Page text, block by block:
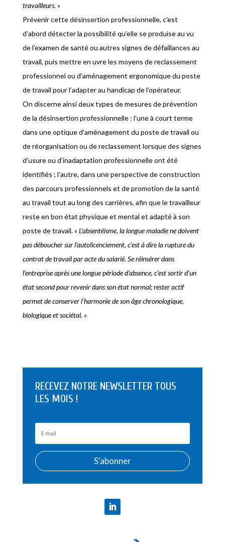
travailleurs. »
Prévenir cette désinsertion professionnelle, c’est
d’abord détecter la possibilité qu’elle se produise au vu
de l’examen de santé ou autres signes de défaillances au
travail, puis mettre en uvre les moyens de reclassement
professionnel ou d’aménagement ergonomique du poste
de travail pour l’adapter au handicap de l’opérateur.
On discerne ainsi deux types de mesures de prévention
de la désinsertion professionnelle : l’une à court terme
dans une optique d’aménagement du poste de travail ou
de réorganisation ou de reclassement lorsque des signes
d’usure ou d’inadaptation professionnelle ont été
identifiés ; l’autre, dans une perspective de construction
des parcours professionnels et de promotion de la santé
au travail tout au long des carrières, afin que le travailleur
reste en bon état physique et mental et adapté à son
poste de travail. « L’absentéisme, la longue maladie ne doivent
pas déboucher sur l’autolicenciement, c’est à dire la rupture du
contrat de travail par acte du salarié. Se réinsérer dans
l’entreprise après une longue période d’absence, c’est sortir d’un
état second pour revenir dans son état normal; rester actif
permet de conserver l’harmonie de son âge chronologique,
biologique et sociétal. »
RECEVEZ NOTRE NEWSLETTER TOUS
LES MOIS !
S'abonner